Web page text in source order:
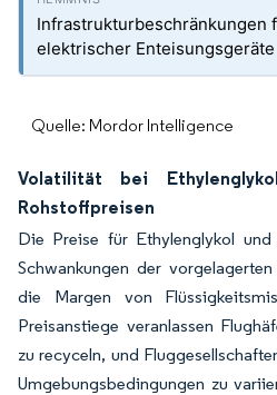
Infrastrukturbeschränkungen
elektrischer Enteisungsgeräte
Quelle: Mordor Intelligence
Volatilität bei
Rohstoffpreisen
Die Preise für Ethylenglykol
Schwankungen der
die Margen von
Preisanstiege veranlassen
zu recyceln, und
Umgebungsbedingungen zu